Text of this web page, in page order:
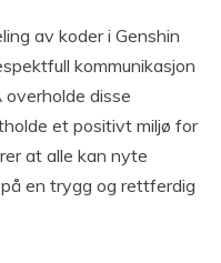
av koder i Genshin
kommunikasjon
overholde disse
et positivt miljø for
at alle kan nyte
en trygg og rettferdig